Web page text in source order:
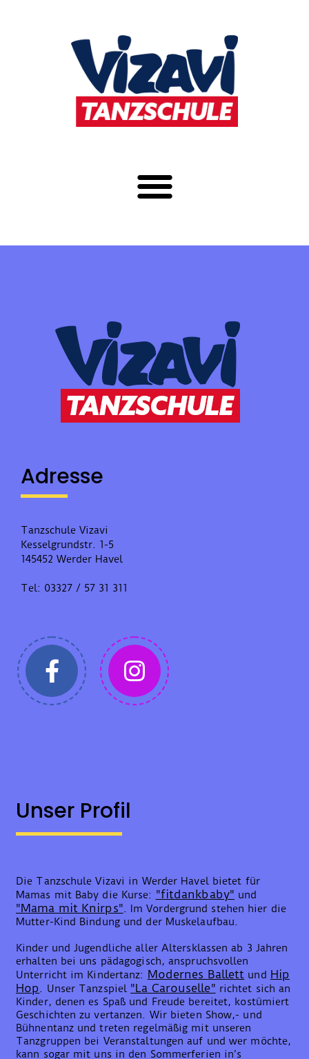
Adresse
Tanzschule Vizavi
Kesselgrundstr. 1-5
145452 Werder Havel
Tel: 03327 / 57 31 311
Unser Profil
Die Tanzschule Vizavi in Werder Havel bietet für
Mamas mit Baby die Kurse: "fitdankbaby" und
"Mama mit Knirps". Im Vordergrund stehen hier die
Mutter-Kind Bindung und der Muskelaufbau.
Kinder und Jugendliche aller Altersklassen ab 3 Jahren
erhalten bei uns pädagogisch, anspruchsvollen
Unterricht im Kindertanz: Modernes Ballett und Hip
Hop. Unser Tanzspiel "La Carouselle" richtet sich an
Kinder, denen es Spaß und Freude bereitet, kostümiert
Geschichten zu vertanzen. Wir bieten Show,- und
Bühnentanz und treten regelmäßig mit unseren
Tanzgruppen bei Veranstaltungen auf und wer möchte,
kann sogar mit uns in den Sommerferien in’s